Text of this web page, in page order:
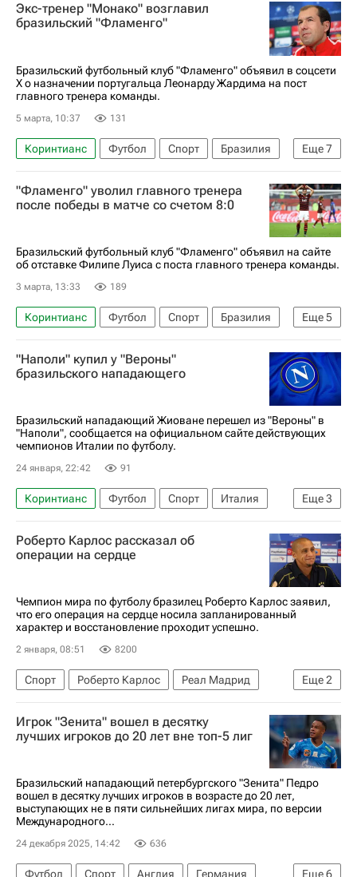
Вест Хэм (до 21 года)
Экс-тренер "Монако" возглавил
бразильский "Фламенго"
Бразильский футбольный клуб "Фламенго" объявил в соцсети
Х о назначении португальца Леонарду Жардима на пост
главного тренера команды.
5 марта, 10:37 131
Еще7
Коринтианс Футбол Спорт
Бразилия
Южная Америка
ОАЭ
Леонарду Жардим
Филипе Луис
Фламенго
Монако
"Фламенго" уволил главного тренера
после победы в матче со счетом 8:0
Бразильский футбольный клуб "Фламенго" объявил на сайте
об отставке Филипе Луиса с поста главного тренера команды.
3 марта, 13:33 189
Еще5
Коринтианс Футбол Спорт
Бразилия
Южная Америка
Рио-де-Жанейро (город)
Филипе Луис
Фламенго
"Наполи" купил у "Вероны"
бразильского нападающего
Бразильский нападающий Жиоване перешел из "Вероны" в
"Наполи", сообщается на официальном сайте действующих
чемпионов Италии по футболу.
24 января, 22:42 91
Еще3
Коринтианс Футбол Спорт
Италия
Наполи
Верона
Серия А 2026-2027 (Чемпионат Италии по футболу)
Роберто Карлос рассказал об
операции на сердце
Чемпион мира по футболу бразилец Роберто Карлос заявил,
что его операция на сердце носила запланированный
характер и восстановление проходит успешно.
2 января, 08:51 8200
Еще2
Спорт Роберто Карлос
Реал Мадрид
Лига чемпионов УЕФА 2026-2027
Футбол
Игрок "Зенита" вошел в десятку
лучших игроков до 20 лет вне топ-5 лиг
Бразильский нападающий петербургского "Зенита" Педро
вошел в десятку лучших игроков в возрасте до 20 лет,
выступающих не в пяти сильнейших лигах мира, по версии
Международного...
24 декабря 2025, 14:42 636
Еще6
Футбол Спорт Англия Германия